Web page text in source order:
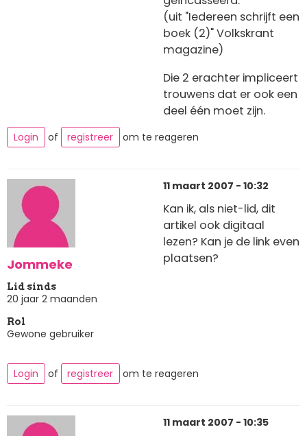
(uit "Iedereen schrijft een
boek (2)" Volkskrant
magazine)
Die 2 erachter impliceert
trouwens dat er ook een
deel één moet zijn.
Login of registreer om te reageren
Jommeke
Lid sinds
20 jaar 2 maanden
Rol
Gewone gebruiker
11 maart 2007 - 10:32
Kan ik, als niet-lid, dit
artikel ook digitaal
lezen? Kan je de link even
plaatsen?
Login of registreer om te reageren
11 maart 2007 - 10:35